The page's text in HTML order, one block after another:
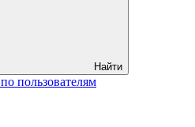
Найти
по пользователям